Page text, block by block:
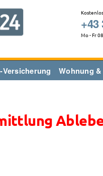
+43
Mo - Fr
Versicherung Wohnung